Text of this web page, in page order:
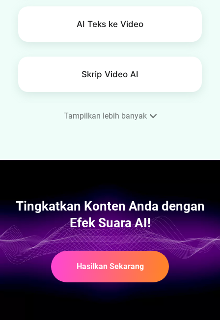
AI Teks ke Video
Skrip Video AI
Editor Audio Online Gratis
Hapus Noise Background dari
Video
Tampilkan lebih banyak
Tingkatkan Konten Anda dengan
Efek Suara AI!
Hasilkan Sekarang